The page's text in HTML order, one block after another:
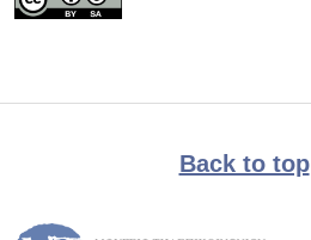
Back to top